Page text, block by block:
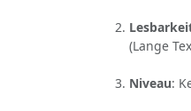
(Lange
Niveau: